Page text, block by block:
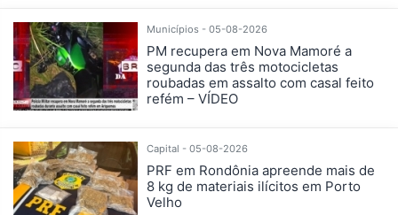
Municípios - 05-08-2026
PM recupera em Nova Mamoré a
segunda das três motocicletas
roubadas em assalto com casal feito
refém – VÍDEO
Capital - 05-08-2026
PRF em Rondônia apreende mais de
8 kg de materiais ilícitos em Porto
Velho